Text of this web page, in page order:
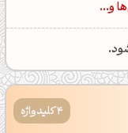
و...
4 کلیدواژه